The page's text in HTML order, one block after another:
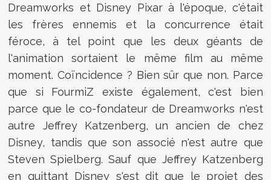
Dreamworks et Disney Pixar à l'époque, c'était
les frères ennemis et la concurrence était
féroce, à tel point que les deux géants de
l'animation sortaient le même film au même
moment. Coïncidence ? Bien sûr que non. Parce
que si FourmiZ existe également, c'est bien
parce que le co-fondateur de Dreamworks n'est
autre Jeffrey Katzenberg, un ancien de chez
Disney, tandis que son associé n'est autre que
Steven Spielberg. Sauf que Jeffrey Katzenberg
en quittant Disney s'est dit que le projet des